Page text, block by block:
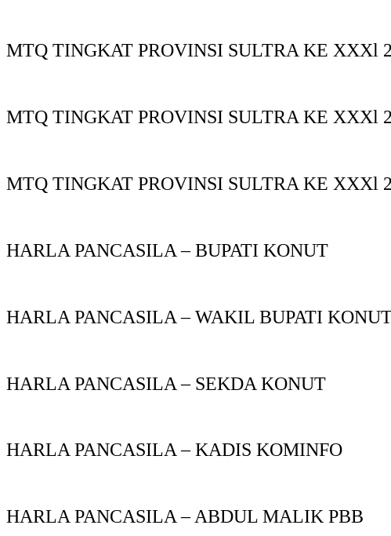
MTQ TINGKAT PROVINSI SULTRA KE XXXl
MTQ TINGKAT PROVINSI SULTRA KE XXXl
MTQ TINGKAT PROVINSI SULTRA KE XXXl
HARLA PANCASILA – BUPATI KONUT
HARLA PANCASILA – WAKIL BUPATI
HARLA PANCASILA – SEKDA KONUT
HARLA PANCASILA – KADIS KOMINFO
HARLA PANCASILA – ABDUL MALIK PBB